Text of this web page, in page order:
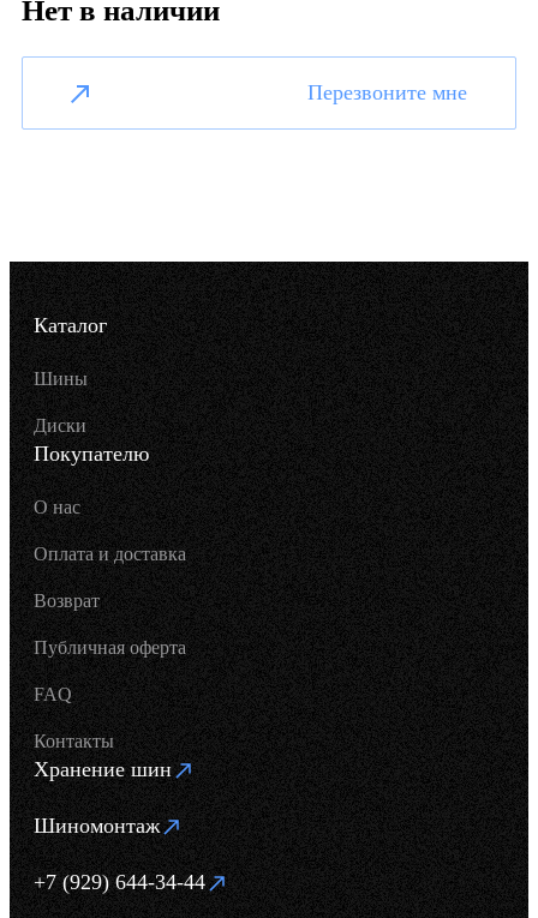
Нет в наличии
Перезвоните мне
Каталог
Шины
Диски
Покупателю
О нас
Оплата и доставка
Возврат
Публичная оферта
FAQ
Контакты
Хранение шин
Шиномонтаж
+7 (929) 644-34-44